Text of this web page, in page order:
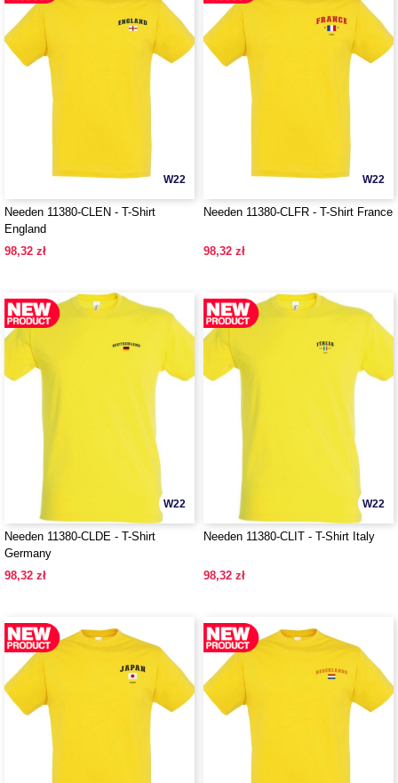
W22
Needen 11380-CLEN - T-Shirt
England
98,32 zł
W22
Needen 11380-CLFR - T-Shirt France
98,32 zł
W22
Needen 11380-CLDE - T-Shirt
Germany
98,32 zł
W22
Needen 11380-CLIT - T-Shirt Italy
98,32 zł